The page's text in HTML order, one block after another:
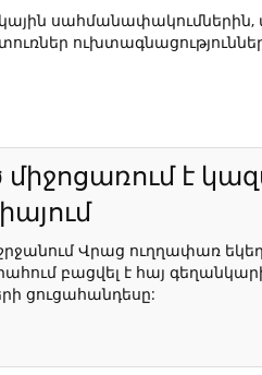
սահմանափակումներին,
է
Վրաց ուղղափառ
բացվել է հայ
ցուցահանդեսը: